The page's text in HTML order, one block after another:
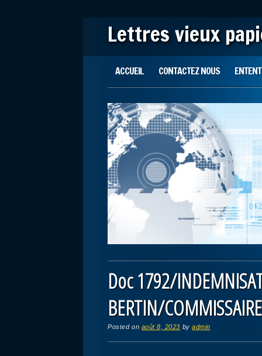
Lettres vieux
Main menu
ACCUEIL CONTACTEZ NOUS
Doc 1792/
BERTIN/
Posted on août 8, 2023 byadmin